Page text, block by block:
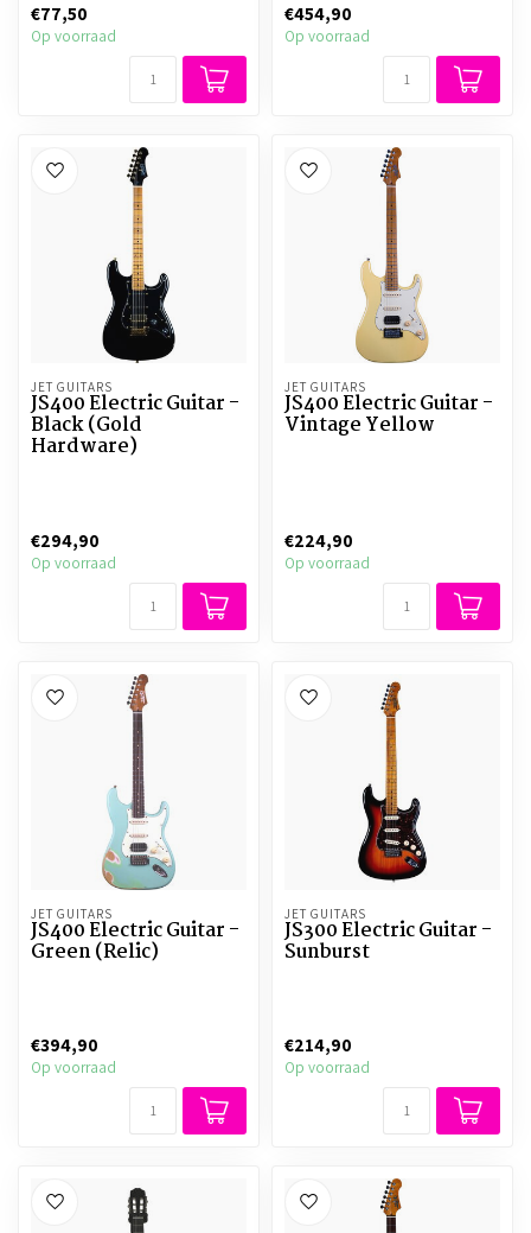
€77,50
Op voorraad
€454,90
Op voorraad
JET GUITARS
JS400 Electric Guitar -
Black (Gold
Hardware)
€294,90
Op voorraad
JET GUITARS
JS400 Electric Guitar -
Vintage Yellow
€224,90
Op voorraad
JET GUITARS
JS400 Electric Guitar -
Green (Relic)
€394,90
Op voorraad
JET GUITARS
JS300 Electric Guitar -
Sunburst
€214,90
Op voorraad